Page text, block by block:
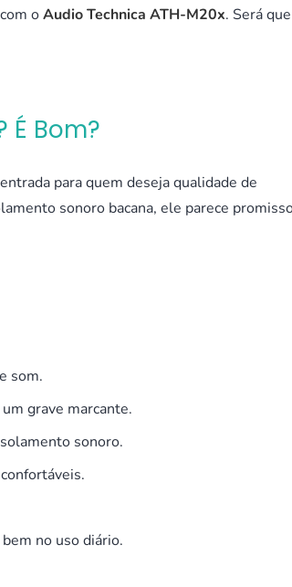
oAudio Technica ATH-M20x. Será que
É Bom?
para quem deseja qualidade de
sonoro bacana, ele parece
som.
grave marcante.
sonoro.
no uso diário.